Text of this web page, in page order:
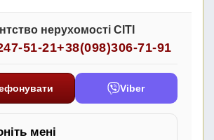
нерухомості СІТІ
51-21+38(098)306-71-91
Viber
мені